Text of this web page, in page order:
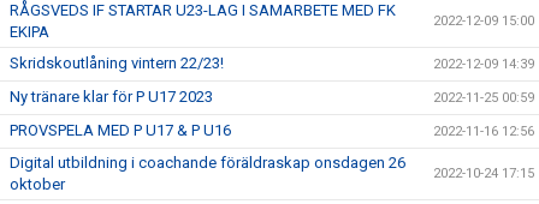
RÅGSVEDS IF STARTAR U23-LAG I SAMARBETE MED FK
EKIPA
2022-12-09 15:00
Skridskoutlåning vintern 22/23! 2022-12-09 14:39
Ny tränare klar för P U17 2023 2022-11-25 00:59
PROVSPELA MED P U17 & P U16 2022-11-16 12:56
Digital utbildning i coachande föräldraskap onsdagen 26
oktober
2022-10-24 17:15